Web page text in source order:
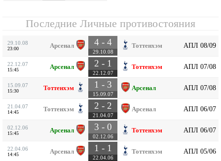
Последние Личные противостояния
29.10.08
23:00 Арсенал 4 - 4
29.10.08
Тоттенхэм АПЛ 08/09
22.12.07
15:45 Арсенал 2 - 1
22.12.07
Тоттенхэм АПЛ 07/08
15.09.07
15:30 Тоттенхэм 1 - 3
15.09.07
Арсенал АПЛ 07/08
21.04.07
14:45 Тоттенхэм 2 - 2
21.04.07
Арсенал АПЛ 06/07
02.12.06
15:45 Арсенал 3 - 0
02.12.06
Тоттенхэм АПЛ 06/07
22.04.06
14:45 Арсенал 1 - 1
22.04.06
Тоттенхэм АПЛ 05/06